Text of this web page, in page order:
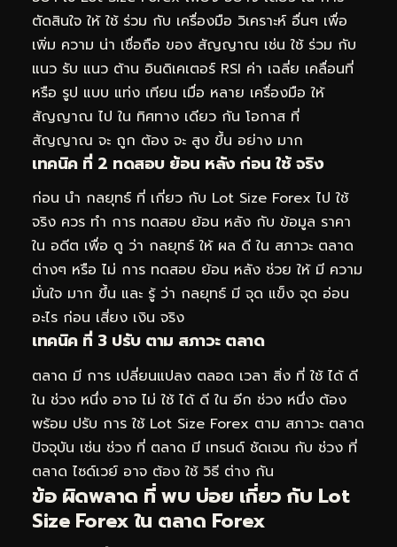
ตัดสินใจ ให้ ใช้ ร่วม กับ เครื่องมือ วิเคราะห์ อื่นๆ เพื่อ
เพิ่ม ความ น่า เชื่อถือ ของ สัญญาณ เช่น ใช้ ร่วม กับ
แนว รับ แนว ต้าน อินดิเคเตอร์ RSI ค่า เฉลี่ย เคลื่อนที่
หรือ รูป แบบ แท่ง เทียน เมื่อ หลาย เครื่องมือ ให้
สัญญาณ ไป ใน ทิศทาง เดียว กัน โอกาส ที่
สัญญาณ จะ ถูก ต้อง จะ สูง ขึ้น อย่าง มาก
เทคนิค ที่ 2 ทดสอบ ย้อน หลัง ก่อน ใช้ จริง
ก่อน นำ กลยุทธ์ ที่ เกี่ยว กับ Lot Size Forex ไป ใช้
จริง ควร ทำ การ ทดสอบ ย้อน หลัง กับ ข้อมูล ราคา
ใน อดีต เพื่อ ดู ว่า กลยุทธ์ ให้ ผล ดี ใน สภาวะ ตลาด
ต่างๆ หรือ ไม่ การ ทดสอบ ย้อน หลัง ช่วย ให้ มี ความ
มั่นใจ มาก ขึ้น และ รู้ ว่า กลยุทธ์ มี จุด แข็ง จุด อ่อน
อะไร ก่อน เสี่ยง เงิน จริง
เทคนิค ที่ 3 ปรับ ตาม สภาวะ ตลาด
ตลาด มี การ เปลี่ยนแปลง ตลอด เวลา สิ่ง ที่ ใช้ ได้ ดี
ใน ช่วง หนึ่ง อาจ ไม่ ใช้ ได้ ดี ใน อีก ช่วง หนึ่ง ต้อง
พร้อม ปรับ การ ใช้ Lot Size Forex ตาม สภาวะ ตลาด
ปัจจุบัน เช่น ช่วง ที่ ตลาด มี เทรนด์ ชัดเจน กับ ช่วง ที่
ตลาด ไซด์เวย์ อาจ ต้อง ใช้ วิธี ต่าง กัน
ข้อ ผิดพลาด ที่ พบ บ่อย เกี่ยว กับ Lot
Size Forex ใน ตลาด Forex